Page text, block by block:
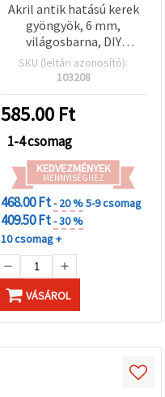
Akril antik hatású kerek
gyöngyök, 6 mm,
világosbarna, DIY
ékszerkészítéshez – 50 g
SKU (leltári azonosító):
103208
585.00 Ft
1-4 csomag
KEDVEZMÉNYEK
MENNYISÉGHEZ
468.00 Ft- 20 %5-9 csomag
409.50 Ft- 30 %
10 csomag +
VÁSÁROL